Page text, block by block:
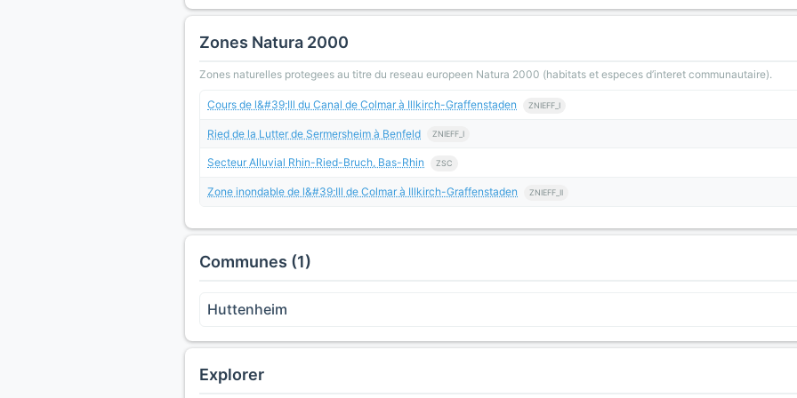
Zones Natura 2000
Zones naturelles protegees au titre du reseau europeen Natura 2000 (habitats et especes d’interet communautaire).
Cours de l&#39;Ill du Canal de Colmar à Illkirch-Graffenstaden ZNIEFF_I
Ried de la Lutter de Sermersheim à Benfeld ZNIEFF_I
Secteur Alluvial Rhin-Ried-Bruch, Bas-Rhin ZSC
Zone inondable de l&#39;Ill de Colmar à Illkirch-Graffenstaden ZNIEFF_II
Communes (1)
Huttenheim
Explorer